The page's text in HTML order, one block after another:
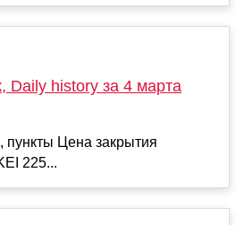
history за 4 марта
пункты Цена закрытия
225...